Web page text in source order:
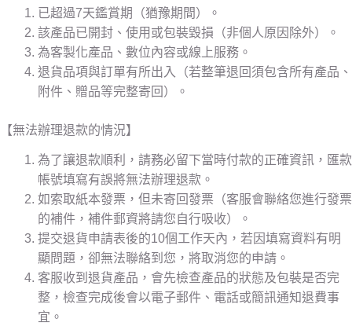
已超過7天鑑賞期（猶豫期間）。
該產品已開封、使用或包裝毀損（非個人原因除外）。
為客製化產品、數位內容或線上服務。
退貨品項與訂單有所出入（若整筆退回須包含所有產品、
附件、贈品等完整寄回）。
【無法辦理退款的情況】
為了讓退款順利，請務必留下當時付款的正確資訊，匯款
帳號填寫有誤將無法辦理退款。
如索取紙本發票，但未寄回發票（客服會聯絡您進行發票
的補件，補件郵資將請您自行吸收）。
提交退貨申請表後的10個工作天內，若因填寫資料有明
顯問題，卻無法聯絡到您，將取消您的申請。
客服收到退貨產品，會先檢查產品的狀態及包裝是否完
整，檢查完成後會以電子郵件、電話或簡訊通知退費事
宜。